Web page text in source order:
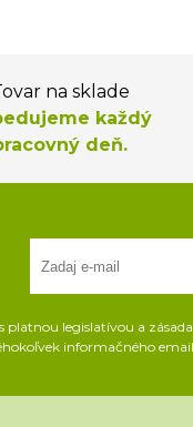
na sklade
každý
deň.
legislatívou a
informačného